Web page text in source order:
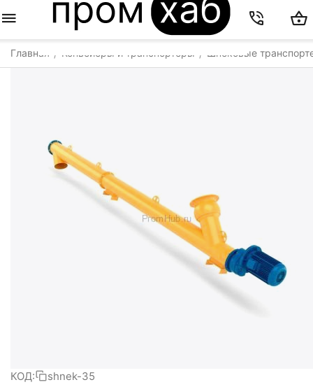
Главная / Конвейеры и транспортеры / Шнековые
КОД: shnek-35